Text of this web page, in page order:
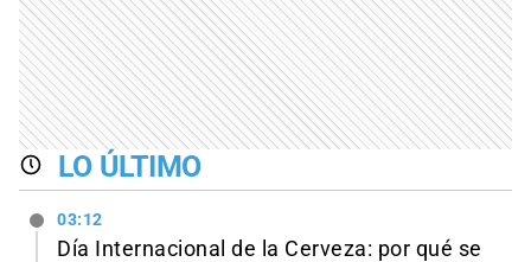
LO ÚLTIMO
03:12
Día Internacional de la Cerveza: por qué se